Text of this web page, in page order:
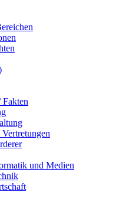
Fakten
und Medien